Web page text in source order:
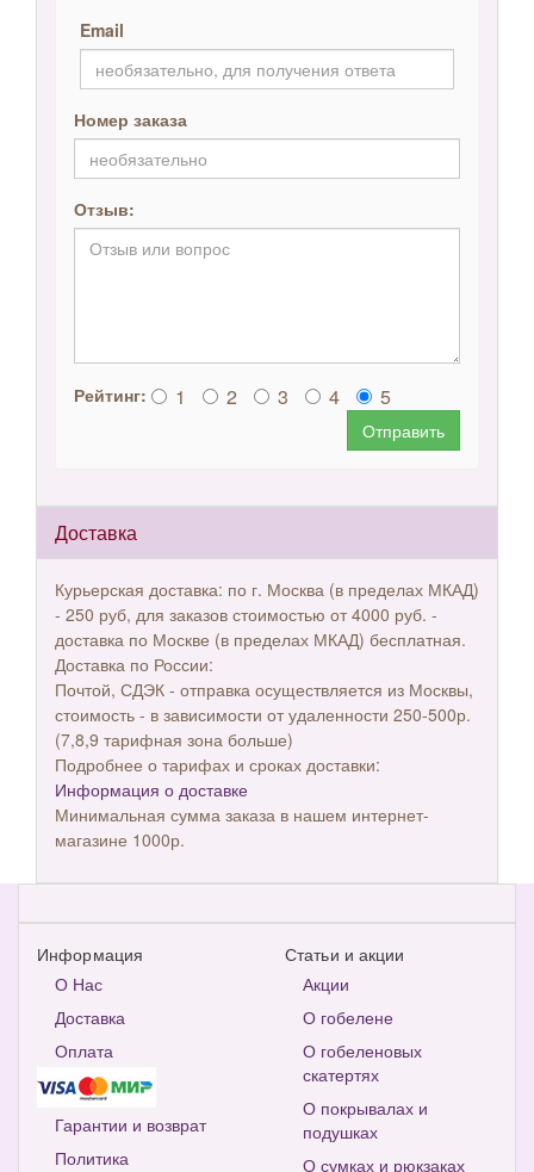
Email
Номер заказа
Отзыв:
Рейтинг: 1 2 3 4 5
Отправить
Доставка
Курьерская доставка: по г. Москва (в пределах МКАД)
- 250 руб, для заказов стоимостью от 4000 руб. -
доставка по Москве (в пределах МКАД) бесплатная.
Доставка по России:
Почтой, СДЭК - отправка осуществляется из Москвы,
стоимость - в зависимости от удаленности 250-500р.
(7,8,9 тарифная зона больше)
Подробнее о тарифах и сроках доставки:
Информация о доставке
Минимальная сумма заказа в нашем интернет-
магазине 1000р.
Информация
О Нас
Доставка
Оплата
Гарантии и возврат
Политика
Статьи и акции
Акции
О гобелене
О гобеленовых
скатертях
О покрывалах и
подушках
О сумках и рюкзаках